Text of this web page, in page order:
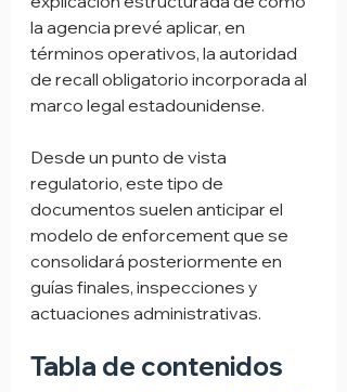
la agencia prevé aplicar, en
términos operativos, la autoridad
de recall obligatorio incorporada al
marco legal estadounidense.
Desde un punto de vista
regulatorio, este tipo de
documentos suelen anticipar el
modelo de enforcement que se
consolidará posteriormente en
guías finales, inspecciones y
actuaciones administrativas.
Tabla de contenidos